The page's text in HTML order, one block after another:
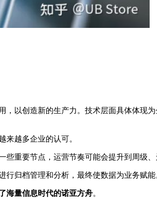
以创造新的生产力。技术层面具体体现
来越多企业的认可。
重要节点，运营节奏可能会提升到周级、
归档管理和分析，最终使数据为业务赋能
海量信息时代的诺亚方舟。